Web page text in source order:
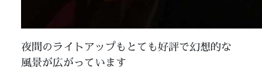
夜間のライトアップもとても好評で幻想的な
風景が広がっています